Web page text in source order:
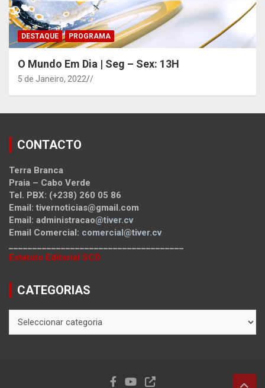
DESTAQUE PROGRAMA
O Mundo Em Dia | Seg – Sex: 13H
5 de Janeiro, 2022 /
CONTACTO
Terra Branca
Praia – Cabo Verde
Tel. PBX: (+238) 260 05 86
Email: tivernoticias@gmail.com
Email: administracao@tiver.cv
Email Comercial: comercial@tiver.cv
Estatuto Editorial SCD
CATEGORIAS